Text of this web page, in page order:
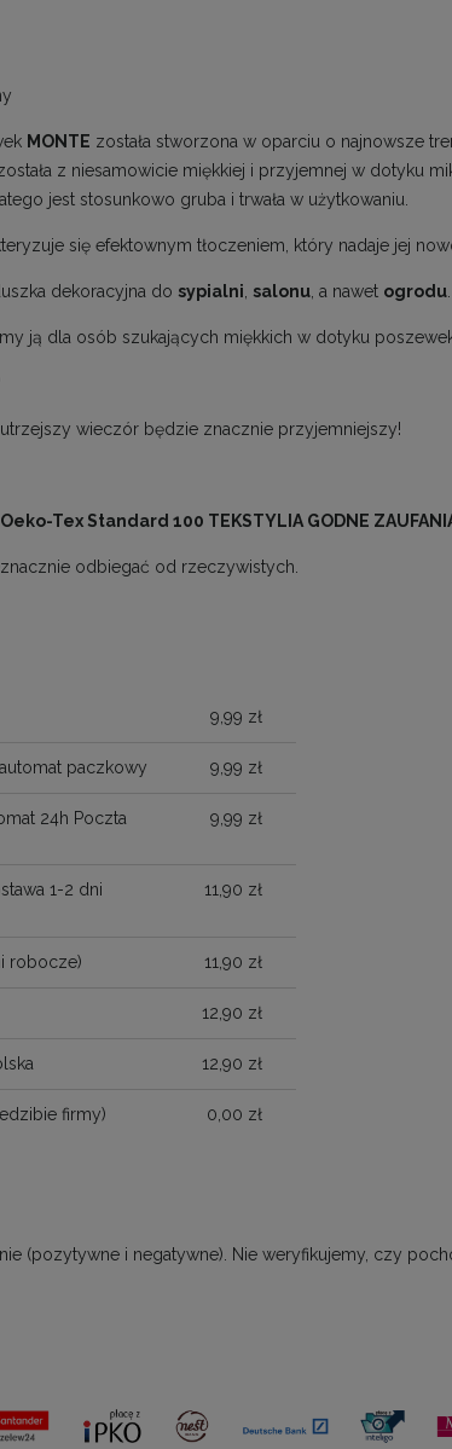
MONTE została stworzona w oparciu o najnowsze
z niesamowicie miękkiej i przyjemnej w dotyku
jest stosunkowo gruba i trwała w użytkowaniu.
się efektownym tłoczeniem, który nadaje jej
dekoracyjna do sypialni salonu , a nawet ogrodu
ją dla osób szukających miękkich w dotyku
wieczór będzie znacznie przyjemniejszy!
Oeko-Tex Standard 100 TEKSTYLIA GODNE
odbiegać od rzeczywistych.
NIE ZAWIERA EWENTUALNYCH
9,99 zł
paczkowy 9,99 zł
24h Poczta
9,99 zł
1-2 dni
11,90 zł
robocze) 11,90 zł
12,90 zł
12,90 zł
firmy) 0,00 zł
(pozytywne i negatywne). Nie weryfikujemy, czy